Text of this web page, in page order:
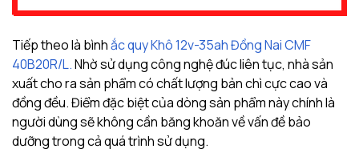
Tiếp theo là bìnhắc quy Khô 12v-35ah Đồng Nai CMF
40B20R/L.Nhờ sử dụng công nghệ đúc liên tục, nhà sản
xuất cho ra sản phẩm có chất lượng bản chì cực cao và
đồng đều. Điểm đặc biệt của dòng sản phẩm này chính là
người dùng sẽ không cần băng khoăn về vấn đề bảo
dưỡng trong cả quá trình sử dụng.